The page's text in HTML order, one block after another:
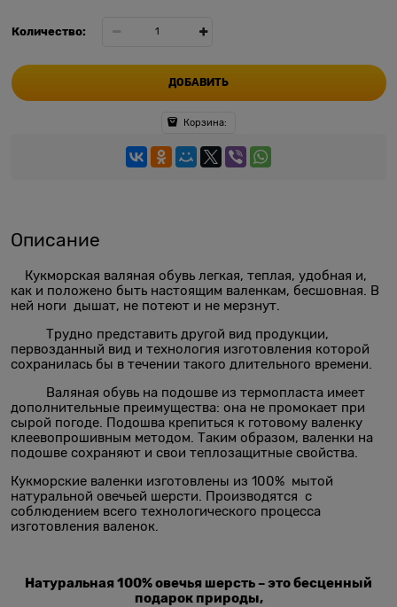
Количество:
ДОБАВИТЬ
Корзина:
Описание
Кукморская валяная обувь легкая, теплая, удобная и,
как и положено быть настоящим валенкам, бесшовная. В
ней ноги дышат, не потеют и не мерзнут.
Трудно представить другой вид продукции,
первозданный вид и технология изготовления которой
сохранилась бы в течении такого длительного времени.
Валяная обувь на подошве из термопласта имеет
дополнительные преимущества: она не промокает при
сырой погоде. Подошва крепиться к готовому валенку
клеевопрошивным методом. Таким образом, валенки на
подошве сохраняют и свои теплозащитные свойства.
Кукморские валенки изготовлены из 100% мытой
натуральной овечьей шерсти. Производятся с
соблюдением всего технологического процесса
изготовления валенок.
Натуральная 100% овечья шерсть – это бесценный
подарок природы,